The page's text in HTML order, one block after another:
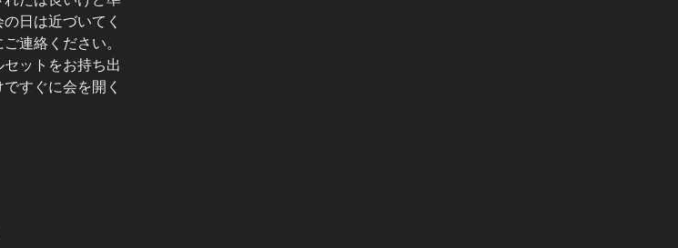
日は近づいてく
連絡ください。
ットをお持ち出
すぐに会を開く